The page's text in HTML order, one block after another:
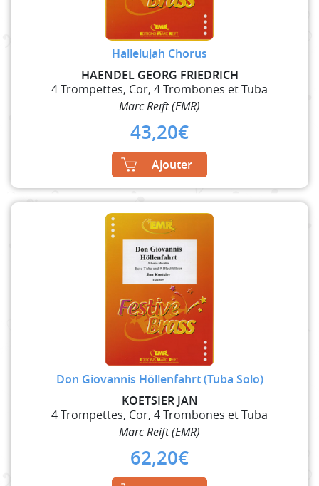
Hallelujah Chorus
HAENDEL GEORG FRIEDRICH
4 Trompettes, Cor, 4 Trombones et Tuba
Marc Reift (EMR)
43,20€
Ajouter
Don Giovannis Höllenfahrt (Tuba Solo)
KOETSIER JAN
4 Trompettes, Cor, 4 Trombones et Tuba
Marc Reift (EMR)
62,20€